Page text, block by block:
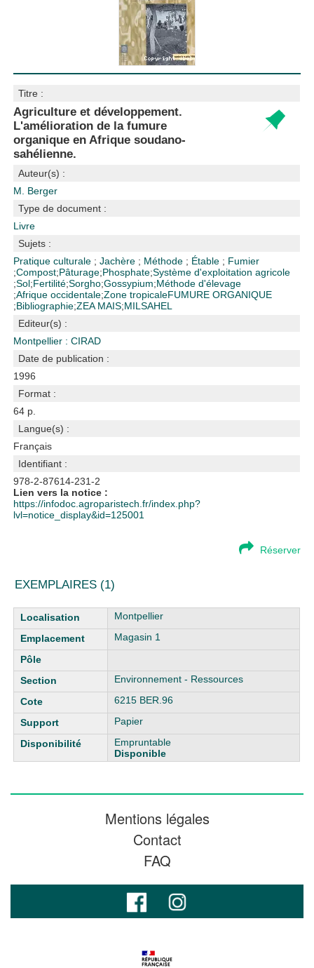
Titre :
Agriculture et développement.
L'amélioration de la fumure
organique en Afrique soudano-
sahélienne.
Auteur(s) :
M. Berger
Type de document :
Livre
Sujets :
Pratique culturale ;Jachère ; Méthode ; Étable ; Fumier
;Compost;Pâturage;Phosphate;Système d'exploitation agricole
;Sol;Fertilité;Sorgho;Gossypium;Méthode d'élevage
;Afrique occidentale;Zone tropicaleFUMURE ORGANIQUE
;Bibliographie;ZEA MAIS;MILSAHEL
Editeur(s) :
Montpellier : CIRAD
Date de publication :
1996
Format :
64 p.
Langue(s) :
Français
Identifiant :
978-2-87614-231-2
Lien vers la notice :
https://infodoc.agroparistech.fr/index.php?
lvl=notice_display&id=125001
Réserver
EXEMPLAIRES (1)
Liste des exemplaires
Montpellier
Magasin 1
Environnement - Ressources
6215 BER.96
Papier
Empruntable
Disponible
Mentions légales
Contact
FAQ